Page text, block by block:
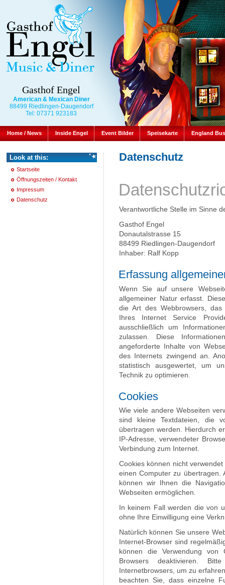
Gasthof Engel
American & Mexican Diner
88499 Riedlingen-Daugendorf
Tel: 07371 923183
Home / News Inside Engel Event Bilder Speisekarte England Bus
Look at this:
Startseite
Öffnungszeiten / Kontakt
Impressum
Datenschutz
Datenschutz
Verantwortliche Stelle im Sinne
Gasthof Engel
Donautalstrasse 15
88499 Riedlingen-Daugendorf
Inhaber: Ralf Kopp
Erfassung
Wenn Sie auf unsere
allgemeiner Natur erfasst.
die Art des Webbrowsers, das
Ihres Internet Service
ausschließlich um
zulassen. Diese
angeforderte Inhalte von
des Internets zwingend an.
statistisch ausgewertet, um
Technik zu optimieren.
Cookies
Wie viele andere Webseiten
sind kleine Textdateien, die
übertragen werden. Hierdurch
IP-Adresse, verwendeter
Verbindung zum Internet.
Cookies können nicht
einen Computer zu übertragen.
können wir Ihnen die
Webseiten ermöglichen.
In keinem Fall werden die von
ohne Ihre Einwilligung eine
Natürlich können Sie unsere
Internet-Browser sind
können die Verwendung von
Browsers deaktivieren.
Internetbrowsers, um zu
beachten Sie, dass einzelne